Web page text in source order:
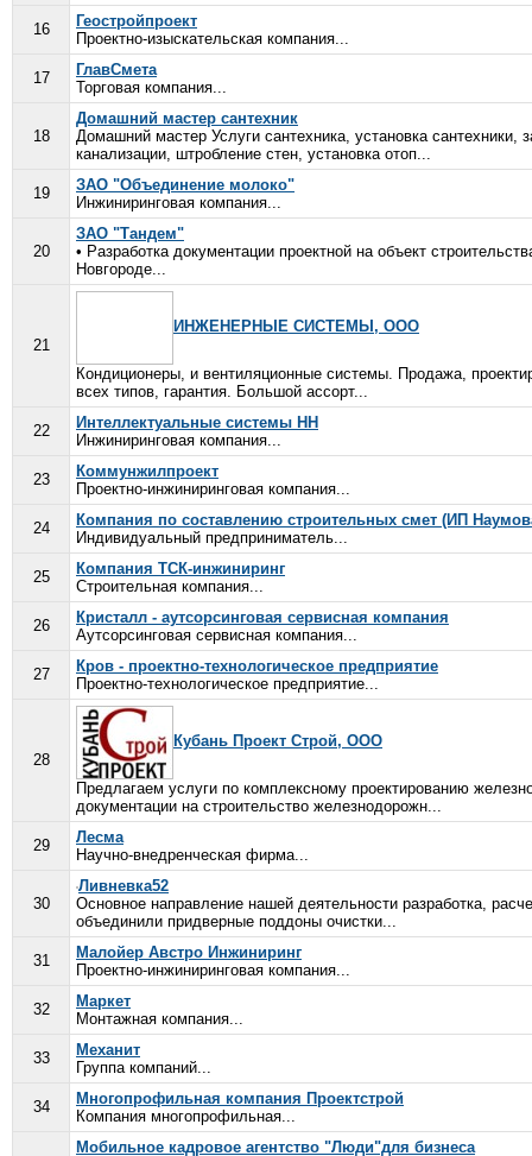
16
Геостройпроект
Проектно-изыскательская компания...
17
ГлавСмета
Торговая компания...
18
Домашний мастер сантехник
Домашний мастер Услуги сантехника, установка сантехники,
канализации, штробление стен, установка отоп...
19
ЗАО "Объединение молоко"
Инжиниринговая компания...
20
ЗАО "Тандем"
• Разработка документации проектной на объект
Новгороде...
21
ИНЖЕНЕРНЫЕ СИСТЕМЫ, ООО
Кондиционеры, и вентиляционные системы. Продажа,
всех типов, гарантия. Большой ассорт...
22
Интеллектуальные системы НН
Инжиниринговая компания...
23
Коммунжилпроект
Проектно-инжиниринговая компания...
24
Компания по составлению строительных смет (ИП
Индивидуальный предприниматель...
25
Компания ТСК-инжиниринг
Строительная компания...
26
Кристалл - аутсорсинговая сервисная компания
Аутсорсинговая сервисная компания...
27
Кров - проектно-технологическое предприятие
Проектно-технологическое предприятие...
28
Кубань Проект Строй, ООО
Предлагаем услуги по комплексному проектированию
документации на строительство железнодорожн...
29
Лесма
Научно-внедренческая фирма...
30
Ливневка52
Основное направление нашей деятельности разработка,
объединили придверные поддоны очистки...
31
Малойер Австро Инжиниринг
Проектно-инжиниринговая компания...
32
Маркет
Монтажная компания...
33
Механит
Группа компаний...
34
Многопрофильная компания Проектстрой
Компания многопрофильная...
Мобильное кадровое агентство "Люди"для бизнеса